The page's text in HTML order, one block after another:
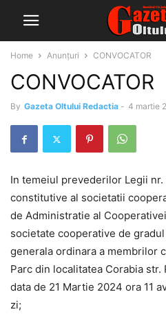
Home Anunțuri CONVOCATOR
CONVOCATOR
By Gazeta Oltului Redactia - 4 martie
In temeiul prevederilor Legii
constitutive al societatii
de Administratie al
societate cooperative de
generala ordinara a membrilor
Parc din localitatea Corabia str.
data de 21 Martie 2024 ora 11
zi;